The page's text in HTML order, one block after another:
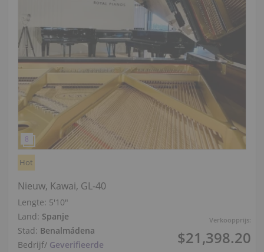
Verkoopprijs:
$21,398.20
Hot
Nieuw, Kawai, GL-40
Lengte: 5′10″
Land: Spanje
Stad: Benalmádena
Bedrijf/ Geverifieerde